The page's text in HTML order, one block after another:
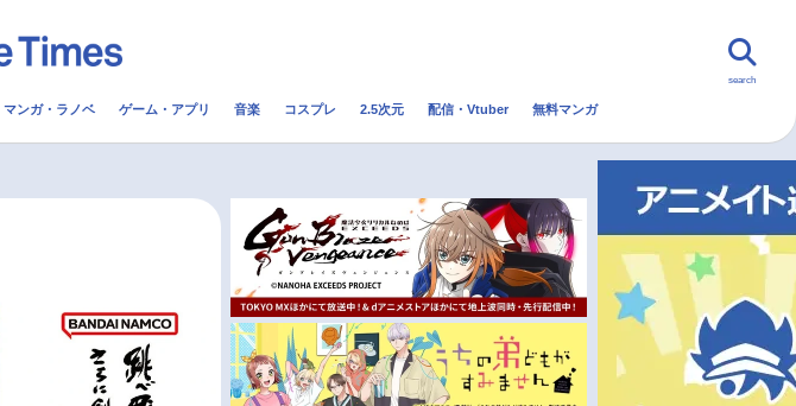
配信・Vtuber トレンド 無料マンガ
今期アニメ曜日別一覧
春アニメ
夏アニメ
秋アニメ
冬アニメ
search
マンガ・ラノベ ゲーム・アプリ 音楽 コスプレ 2.5次元 配信・Vtuber 無料マンガ